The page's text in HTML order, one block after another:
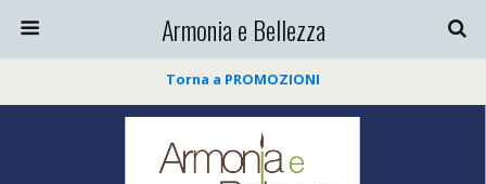
Armonia e Bellezza
Torna a PROMOZIONI